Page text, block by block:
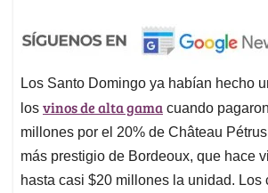
Los Santo Domingo ya habían hecho
los vinos de alta gama cuando
millones por el 20% de Château
más prestigio de Bordeoux, que hace
hasta casi $20 millones la unidad. Los